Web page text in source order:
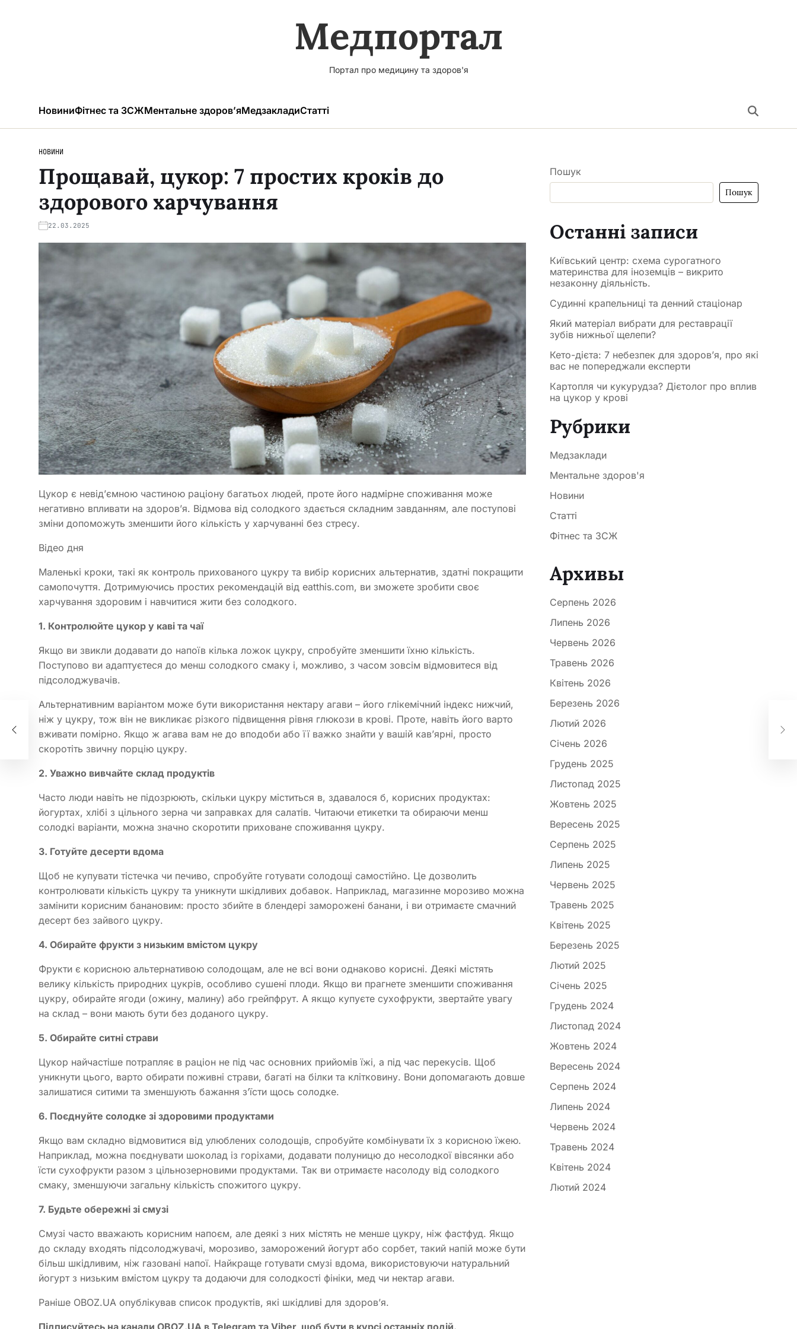
Медпортал
Портал про медицину та здоров'я
НовиниФітнес та ЗСЖМентальне здоров’яМедзакладиСтатті
НОВИНИ
Прощавай, цукор: 7 простих кроків до
здорового харчування
22.03.2025
Цукор є невід’ємною частиною раціону багатьох людей, проте його надмірне споживання може
негативно впливати на здоров’я. Відмова від солодкого здається складним завданням, але поступові
зміни допоможуть зменшити його кількість у харчуванні без стресу.
Відео дня
Маленькі кроки, такі як контроль прихованого цукру та вибір корисних альтернатив, здатні покращити
самопочуття. Дотримуючись простих рекомендацій від eatthis.com, ви зможете зробити своє
харчування здоровим і навчитися жити без солодкого.
1. Контролюйте цукор у каві та чаї
Якщо ви звикли додавати до напоїв кілька ложок цукру, спробуйте зменшити їхню кількість.
Поступово ви адаптуєтеся до менш солодкого смаку і, можливо, з часом зовсім відмовитеся від
підсолоджувачів.
Альтернативним варіантом може бути використання нектару агави – його глікемічний індекс нижчий,
ніж у цукру, тож він не викликає різкого підвищення рівня глюкози в крові. Проте, навіть його варто
вживати помірно. Якщо ж агава вам не до вподоби або її важко знайти у вашій кав’ярні, просто
скоротіть звичну порцію цукру.
2. Уважно вивчайте склад продуктів
Часто люди навіть не підозрюють, скільки цукру міститься в, здавалося б, корисних продуктах:
йогуртах, хлібі з цільного зерна чи заправках для салатів. Читаючи етикетки та обираючи менш
солодкі варіанти, можна значно скоротити приховане споживання цукру.
3. Готуйте десерти вдома
Щоб не купувати тістечка чи печиво, спробуйте готувати солодощі самостійно. Це дозволить
контролювати кількість цукру та уникнути шкідливих добавок. Наприклад, магазинне морозиво можна
замінити корисним банановим: просто збийте в блендері заморожені банани, і ви отримаєте смачний
десерт без зайвого цукру.
4. Обирайте фрукти з низьким вмістом цукру
Фрукти є корисною альтернативою солодощам, але не всі вони однаково корисні. Деякі містять
велику кількість природних цукрів, особливо сушені плоди. Якщо ви прагнете зменшити споживання
цукру, обирайте ягоди (ожину, малину) або грейпфрут. А якщо купуєте сухофрукти, звертайте увагу
на склад – вони мають бути без доданого цукру.
5. Обирайте ситні страви
Цукор найчастіше потрапляє в раціон не під час основних прийомів їжі, а під час перекусів. Щоб
уникнути цього, варто обирати поживні страви, багаті на білки та клітковину. Вони допомагають довше
залишатися ситими та зменшують бажання з’їсти щось солодке.
6. Поєднуйте солодке зі здоровими продуктами
Якщо вам складно відмовитися від улюблених солодощів, спробуйте комбінувати їх з корисною їжею.
Наприклад, можна поєднувати шоколад із горіхами, додавати полуницю до несолодкої вівсянки або
їсти сухофрукти разом з цільнозерновими продуктами. Так ви отримаєте насолоду від солодкого
смаку, зменшуючи загальну кількість спожитого цукру.
7. Будьте обережні зі смузі
Смузі часто вважають корисним напоєм, але деякі з них містять не менше цукру, ніж фастфуд. Якщо
до складу входять підсолоджувачі, морозиво, заморожений йогурт або сорбет, такий напій може бути
більш шкідливим, ніж газовані напої. Найкраще готувати смузі вдома, використовуючи натуральний
йогурт з низьким вмістом цукру та додаючи для солодкості фініки, мед чи нектар агави.
Раніше OBOZ.UA опублікував список продуктів, які шкідливі для здоров’я.
Підписуйтесь на канали OBOZ.UA в Telegram та Viber, щоб бути в курсі останніх подій.
Пошук
Пошук
Останні записи
Київський центр: схема сурогатного
материнства для іноземців – викрито
незаконну діяльність.
Судинні крапельниці та денний стаціонар
Який матеріал вибрати для реставрації
зубів нижньої щелепи?
Кето-дієта: 7 небезпек для здоров’я, про які
вас не попереджали експерти
Картопля чи кукурудза? Дієтолог про вплив
на цукор у крові
Рубрики
Медзаклади
Ментальне здоров'я
Новини
Статті
Фітнес та ЗСЖ
Архивы
Серпень 2026
Липень 2026
Червень 2026
Травень 2026
Квітень 2026
Березень 2026
Лютий 2026
Січень 2026
Грудень 2025
Листопад 2025
Жовтень 2025
Вересень 2025
Серпень 2025
Липень 2025
Червень 2025
Травень 2025
Квітень 2025
Березень 2025
Лютий 2025
Січень 2025
Грудень 2024
Листопад 2024
Жовтень 2024
Вересень 2024
Серпень 2024
Липень 2024
Червень 2024
Травень 2024
Квітень 2024
Лютий 2024